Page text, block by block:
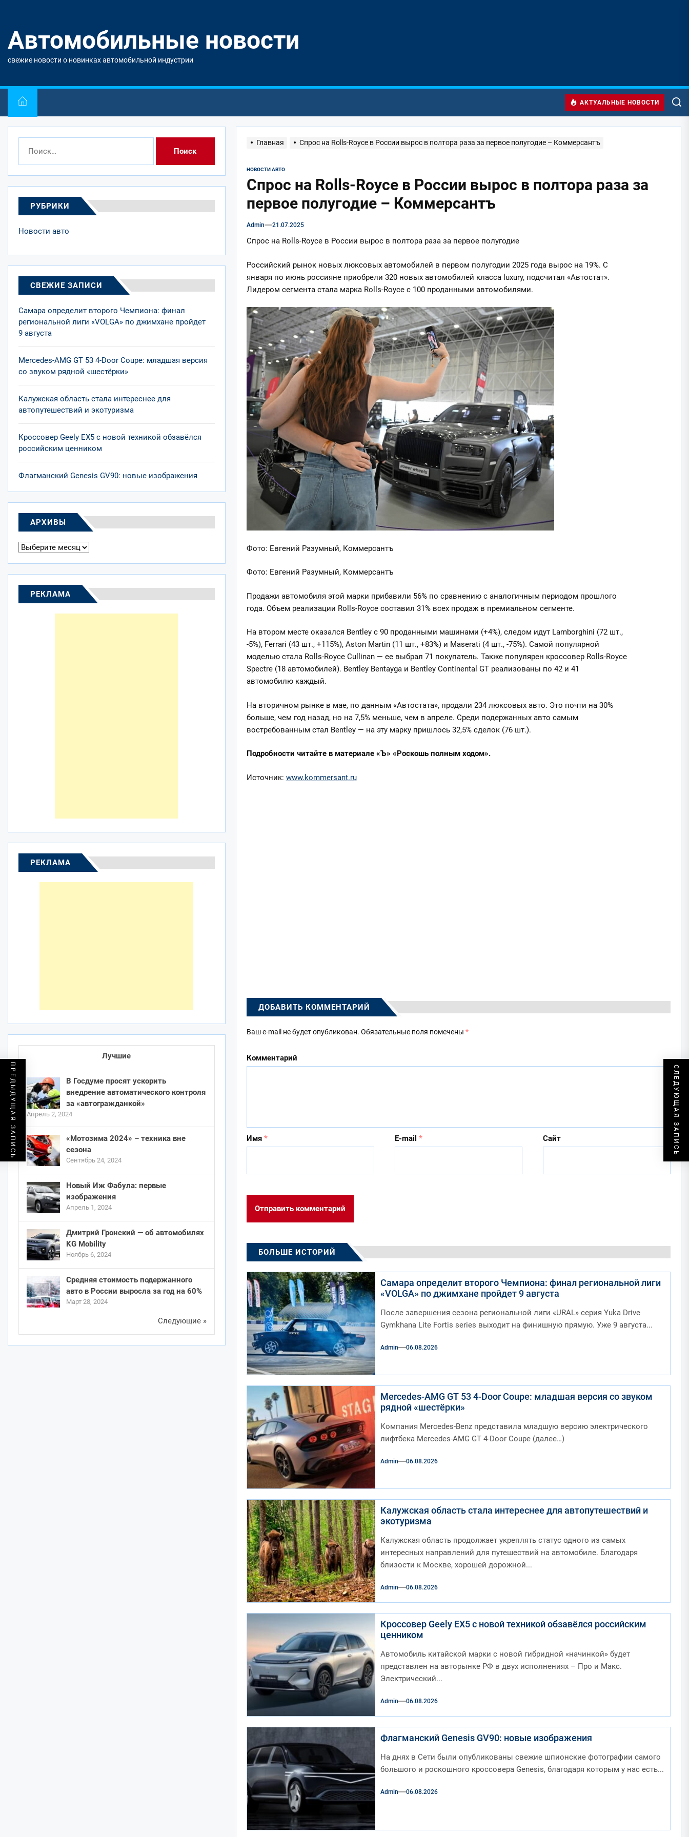
содержимому
Автомобильные новости
свежие новости о новинках автомобильной индустрии
АКТУАЛЬНЫЕ НОВОСТИ
Главная Спрос на Rolls-Royce в России вырос в полтора раза за первое полугодие – Коммерсантъ
НОВОСТИ АВТО
Спрос на Rolls-Royce в России вырос в полтора раза за
первое полугодие – Коммерсантъ
Admin 21.07.2025
Спрос на Rolls-Royce в России вырос в полтора раза за первое полугодие
Российский рынок новых люксовых автомобилей в первом полугодии 2025 года вырос на 19%. С
января по июнь россияне приобрели 320 новых автомобилей класса luxury, подсчитал «Автостат».
Лидером сегмента стала марка Rolls-Royce с 100 проданными автомобилями.
Фото: Евгений Разумный, Коммерсантъ
Фото: Евгений Разумный, Коммерсантъ
Продажи автомобиля этой марки прибавили 56% по сравнению с аналогичным периодом прошлого
года. Объем реализации Rolls-Royce составил 31% всех продаж в премиальном сегменте.
На втором месте оказался Bentley с 90 проданными машинами (+4%), следом идут Lamborghini (72 шт.,
-5%), Ferrari (43 шт., +115%), Aston Martin (11 шт., +83%) и Maserati (4 шт., -75%). Самой популярной
моделью стала Rolls-Royce Cullinan — ее выбрал 71 покупатель. Также популярен кроссовер Rolls-Royce
Spectre (18 автомобилей). Bentley Bentayga и Bentley Continental GT реализованы по 42 и 41
автомобилю каждый.
На вторичном рынке в мае, по данным «Автостата», продали 234 люксовых авто. Это почти на 30%
больше, чем год назад, но на 7,5% меньше, чем в апреле. Среди подержанных авто самым
востребованным стал Bentley — на эту марку пришлось 32,5% сделок (76 шт.).
Подробности читайте в материале «Ъ» «Роскошь полным ходом».
Источник: www.kommersant.ru
ДОБАВИТЬ КОММЕНТАРИЙ
Ваш e-mail не будет опубликован. Обязательные поля помечены *
Комментарий
Имя * E-mail * Сайт
ПРЕДЫДУЩАЯ ЗАПИСЬ СЛЕДУЮЩАЯ ЗАПИСЬ
БОЛЬШЕ ИСТОРИЙ
Самара определит второго Чемпиона: финал региональной лиги
«VOLGA» по джимхане пройдет 9 августа
После завершения сезона региональной лиги «URAL» серия Yuka Drive
Gymkhana Lite Fortis series выходит на финишную прямую. Уже 9 августа...
Admin 06.08.2026
Mercedes-AMG GT 53 4-Door Coupe: младшая версия со звуком
рядной «шестёрки»
Компания Mercedes-Benz представила младшую версию электрического
лифтбека Mercedes-AMG GT 4-Door Coupe (далее…)
Admin 06.08.2026
Калужская область стала интереснее для автопутешествий и
экотуризма
Калужская область продолжает укреплять статус одного из самых
интересных направлений для путешествий на автомобиле. Благодаря
близости к Москве, хорошей дорожной...
Admin 06.08.2026
Кроссовер Geely EX5 с новой техникой обзавёлся российским
ценником
Автомобиль китайской марки с новой гибридной «начинкой» будет
представлен на авторынке РФ в двух исполнениях – Про и Макс.
Электрический...
Admin 06.08.2026
Флагманский Genesis GV90: новые изображения
На днях в Сети были опубликованы свежие шпионские фотографии самого
большого и роскошного кроссовера Genesis, благодаря которым у нас есть...
Admin 06.08.2026
РУБРИКИ
Новости авто
СВЕЖИЕ ЗАПИСИ
Самара определит второго Чемпиона: финал
региональной лиги «VOLGA» по джимхане пройдет
9 августа
Mercedes-AMG GT 53 4-Door Coupe: младшая версия
со звуком рядной «шестёрки»
Калужская область стала интереснее для
автопутешествий и экотуризма
Кроссовер Geely EX5 с новой техникой обзавёлся
российским ценником
Флагманский Genesis GV90: новые изображения
АРХИВЫ
Архивы
РЕКЛАМА
РЕКЛАМА
Лучшие
В Госдуме просят ускорить
внедрение автоматического контроля
за «автогражданкой»
Апрель 2, 2024
«Мотозима 2024» – техника вне
сезона
Сентябрь 24, 2024
Новый Иж Фабула: первые
изображения
Апрель 1, 2024
Дмитрий Гронский — об автомобилях
KG Mobility
Ноябрь 6, 2024
Средняя стоимость подержанного
авто в России выросла за год на 60%
Март 28, 2024
Следующие »